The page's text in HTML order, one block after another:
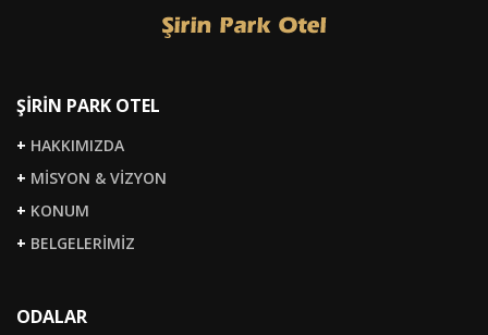
ŞİRİN PARK OTEL
+ HAKKIMIZDA
+ MİSYON & VİZYON
+ KONUM
+ BELGELERİMİZ
ODALAR